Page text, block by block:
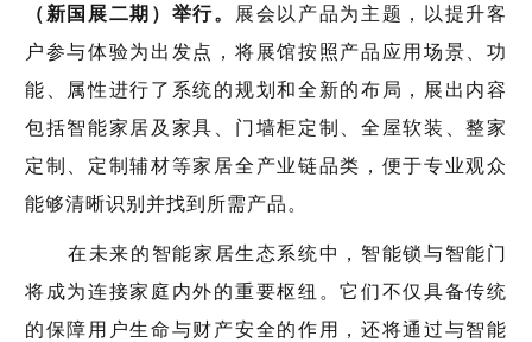
（新国展二期）举行。
展会以产品为主题，以提升客
户参与体验为出发点，将展馆按照产品应用场景、功
能、属性进行了系统的规划和全新的布局，展出内容
包括智能家居及家具、门墙柜定制、全屋软装、整家
定制、定制辅材等家居全产业链品类，便于专业观众
能够清晰识别并找到所需产品。
在未来的智能家居生态系统中，智能锁与智能门
将成为连接家庭内外的重要枢纽。它们不仅具备传统
的保障用户生命与财产安全的作用，还将通过与智能